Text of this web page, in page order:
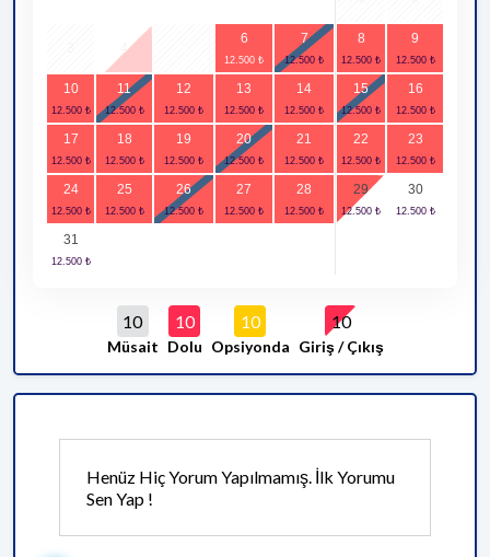
4
6 7 8 9
10 11 12 13 14 15 16
17 18 19 20 21 22 23
24 25 26 27 28 29 30
31
10
Müsait
10
Dolu
10
Opsiyonda
10
Giriş / Çıkış
Henüz Hiç Yorum Yapılmamış. İlk Yorumu
Sen Yap !